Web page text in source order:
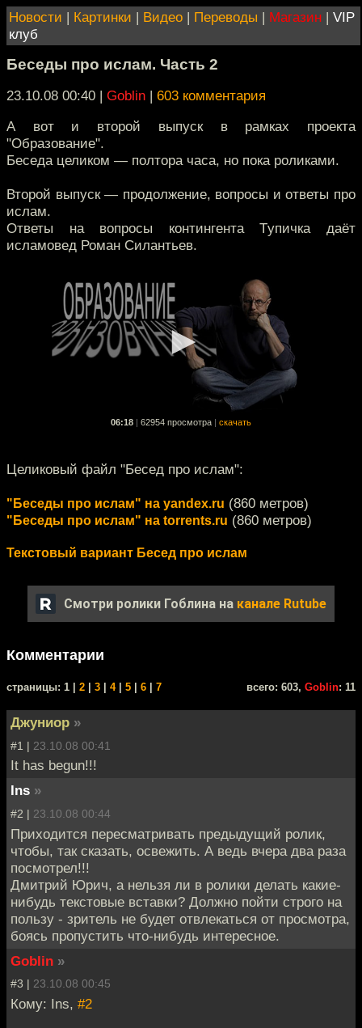
Новости | Картинки | Видео | Переводы | Магазин | VIP
клуб
Беседы про ислам. Часть 2
23.10.08 00:40 | Goblin | 603 комментария
А вот и второй выпуск в рамках проекта
"Образование".
Беседа целиком — полтора часа, но пока роликами.
Второй выпуск — продолжение, вопросы и ответы про
ислам.
Ответы на вопросы контингента Tупичка даёт
исламовед Роман Силантьев.
06:18 62954 просмотра скачать
Целиковый файл "Бесед про ислам":
"Беседы про ислам" на yandex.ru (860 метров)
"Беседы про ислам" на torrents.ru (860 метров)
Текстовый вариант Бесед про ислам
Смотри ролики Гоблина на канале Rutube
Комментарии
cтраницы: 1 | 2 3 4| 5 6 7 всего: 603, Goblin: 11
Джуниор »
#1 | 23.10.08 00:41
It has begun!!!
Ins »
#2 | 23.10.08 00:44
Приходится пересматривать предыдущий ролик,
чтобы, так сказать, освежить. А ведь вчера два раза
посмотрел!!!
Дмитрий Юрич, а нельзя ли в ролики делать какие-
нибудь текстовые вставки? Должно пойти строго на
пользу - зритель не будет отвлекаться от просмотра,
боясь пропустить что-нибудь интересное.
Goblin »
#3 | 23.10.08 00:45
Кому: Ins, #2